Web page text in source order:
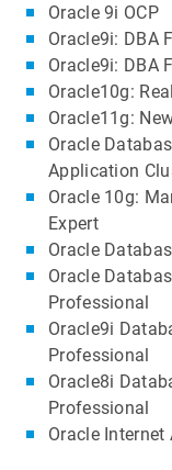
Oracle 9i OCP
Oracle9i: DBA
Oracle9i: DBA
Oracle10g:
Oracle11g:
Oracle
Application
Oracle 10g:
Expert
Oracle
Oracle
Professional
Oracle9i
Professional
Oracle8i
Professional
Oracle